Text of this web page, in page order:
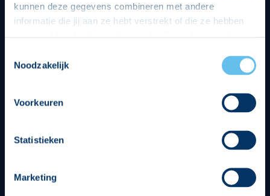
kunnen deze gegevens combineren met andere
informatie die jij aan ze hebt verstrekt of die ze hebben
op een veilige en integere wijze. Je kunt je toestemming
beheren op de privacy- en cookieverklaring pagina.
Noodzakelijk
Voorkeuren
Statistieken
Marketing
Divisie partners
Tenuesponsoren